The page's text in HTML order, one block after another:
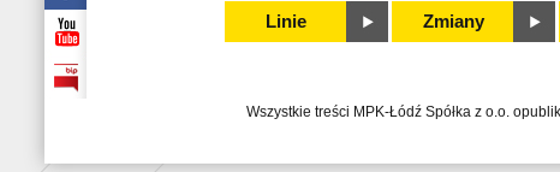
Linie Zmiany
Wszystkie treści MPK-Łódź Spółka z o.o.